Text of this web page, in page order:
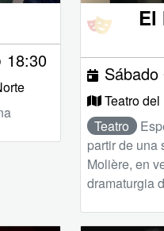
18:30
El
Teatro
Teatro
partir de una
Molière, en
dramaturgia